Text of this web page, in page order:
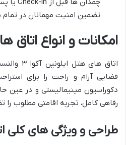
تضمین امنیت مهمانان در تمام
امکانات و انواع اتاق ها
اتاق های
فضایی آرام و راحت را برای
دکوراسیون مینیمالیستی و در عین
رفاهی کامل، تجربه اقامتی مطلوب
طراحی و ویژگی های کلی